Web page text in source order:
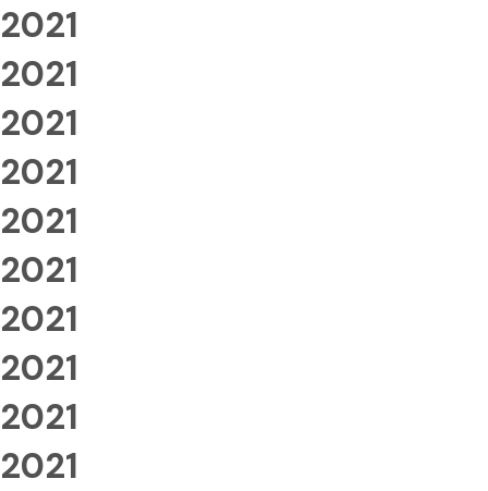
2021
2021
2021
2021
2021
2021
2021
2021
2021
2021